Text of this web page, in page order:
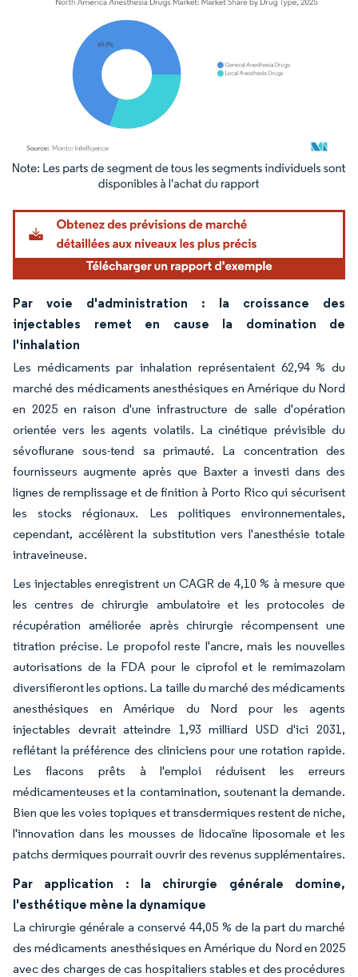
Image © Mordor Intelligence. La réutilisation nécessite une attribution sous CC BY
Par voie d'administration : la croissance des
injectables remet en cause la domination de
l'inhalation
Les médicaments par inhalation représentaient 62,94 % du
marché des médicaments anesthésiques en Amérique du Nord
en 2025 en raison d'une infrastructure de salle d'opération
orientée vers les agents volatils. La cinétique prévisible du
sévoflurane sous-tend sa primauté. La concentration des
fournisseurs augmente après que Baxter a investi dans des
lignes de remplissage et de finition à Porto Rico qui sécurisent
les stocks régionaux. Les politiques environnementales,
cependant, accélèrent la substitution vers l'anesthésie totale
intraveineuse.
Les injectables enregistrent un CAGR de 4,10 % à mesure que
les centres de chirurgie ambulatoire et les protocoles de
récupération améliorée après chirurgie récompensent une
titration précise. Le propofol reste l'ancre, mais les nouvelles
autorisations de la FDA pour le ciprofol et le remimazolam
diversifieront les options. La taille du marché des médicaments
anesthésiques en Amérique du Nord pour les agents
injectables devrait atteindre 1,93 milliard USD d'ici 2031,
reflétant la préférence des cliniciens pour une rotation rapide.
Les flacons prêts à l'emploi réduisent les erreurs
médicamenteuses et la contamination, soutenant la demande.
Bien que les voies topiques et transdermiques restent de niche,
l'innovation dans les mousses de lidocaïne liposomale et les
patchs dermiques pourrait ouvrir des revenus supplémentaires.
Par application : la chirurgie générale domine,
l'esthétique mène la dynamique
La chirurgie générale a conservé 44,05 % de la part du marché
des médicaments anesthésiques en Amérique du Nord en 2025
avec des charges de cas hospitaliers stables et des procédures